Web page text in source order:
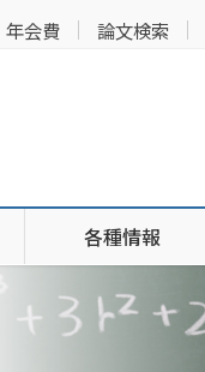
年会費 論文検索
各種情報